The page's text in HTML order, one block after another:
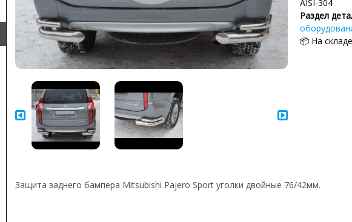
AISI-304
Раздел
📦 На
Защита заднего бампера Mitsubishi Pajero Sport уголки двойные 76/42мм.